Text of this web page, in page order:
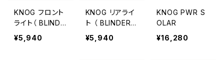
KNOG フロント
ライト（ BLINDE
R PEACE / FR
¥5,940
KNOG リアライ
ト （ BLINDER P
EACE / REAR
タイプ ）
¥5,940
KNOG PWR S
OLAR
¥16,280